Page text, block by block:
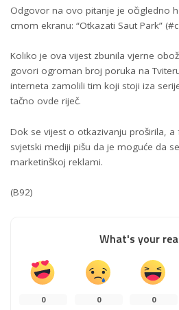
Odgovor na ovo pitanje je očigledno
crnom ekranu: “Otkazati Saut Park”
Koliko je ova vijest zbunila vjerne
govori ogroman broj poruka na
interneta zamolili tim koji stoji iza
tačno ovde riječ.
Dok se vijest o otkazivanju proširila,
svjetski mediji pišu da je moguće da
marketinškoj reklami.
(B92)
What's your
0 0 0